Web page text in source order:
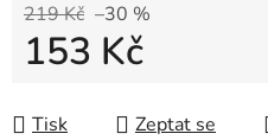
219 Kč –30 %
153 Kč
Tisk
Zeptat se